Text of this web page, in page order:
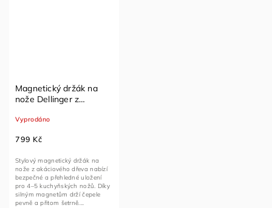
Magnetický držák na
nože Dellinger z
Vyprodáno
799 Kč
Stylový magnetický držák na
nože z akáciového dřeva nabízí
bezpečné a přehledné uložení
pro 4–5 kuchyňských nožů. Díky
silným magnetům drží čepele
pevně a přitom šetrně....